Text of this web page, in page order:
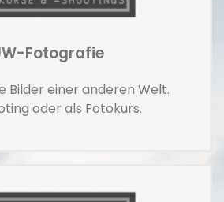
Fotografie
Bilder einer anderen Welt.
oder als Fotokurs.